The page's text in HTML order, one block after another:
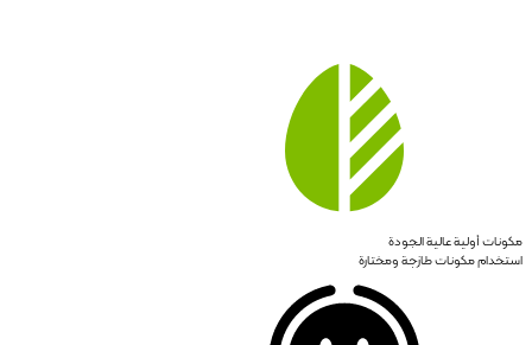
مكونات أولية عالية الجودة
استخدام مكونات طازجة ومختارة